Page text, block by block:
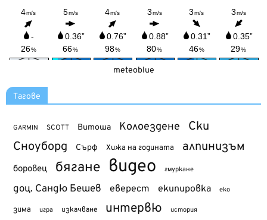
meteoblue
Тагове
GARMIN SCOTT Витоша Колоездене Ски
Сноуборд Сърф Хижа на годината алпинизъм
боровец бягане видео гмуркане
доц. Сандю Бешев еверест екипировка еко
зима игра изкачване интервю история